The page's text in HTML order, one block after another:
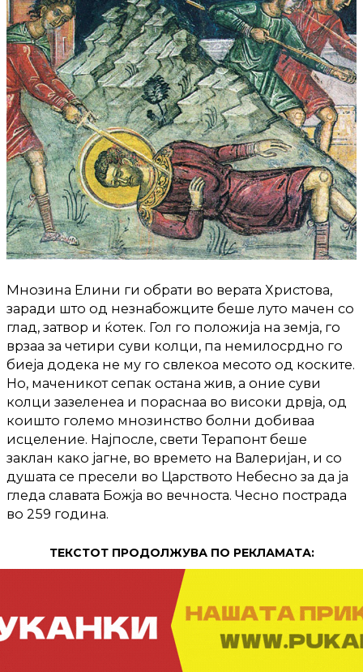
Мнозина Елини ги обрати во верата Христова,
заради што од незнабожците беше луто мачен со
глад, затвор и ќотек. Гол го положија на земја, го
врзаа за четири суви колци, па немилосрдно го
биеја додека не му го свлекоа месото од коските.
Но, маченикот сепак остана жив, а оние суви
колци зазеленеа и пораснаа во високи дрвја, од
коишто големо мнозинство болни добиваа
исцеление. Најпосле, свети Терапонт беше
заклан како јагне, во времето на Валеријан, и со
душата се пресели во Царството Небесно за да ја
гледа славата Божја во вечноста. Чесно пострада
во 259 година.
ТЕКСТОТ ПРОДОЛЖУВА ПО РЕКЛАМАТА: